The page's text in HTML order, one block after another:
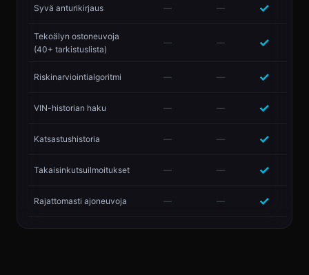
Syvä anturikirjaus — — ✓
Tekoälyn ostoneuvoja
(40+ tarkistuslista)
— — ✓
Riskinarviointialgoritmi — — ✓
VIN-historian haku — — ✓
Katsastushistoria — — ✓
Takaisinkutsuilmoitukset — — ✓
Rajattomasti ajoneuvoja — — ✓